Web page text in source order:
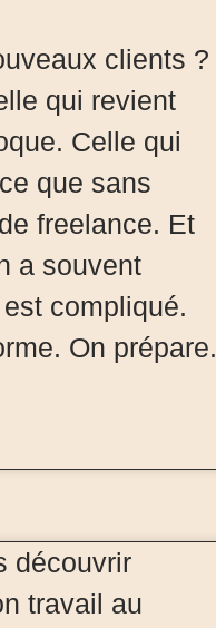
clients ?
qui revient
Celle qui
que sans
freelance. Et
a souvent
compliqué.
On prépare.